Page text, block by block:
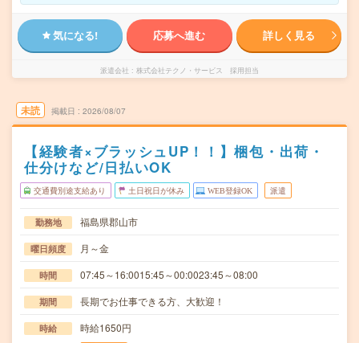
気になる! 応募へ進む 詳しく見る
派遣会社 株式会社テクノ・サービス 採用担当
未読 掲載日 2026/08/07
【経験者×ブラッシュUP！！】梱包・出荷・
仕分けなど/日払いOK
交通費別途支給あり 土日祝日が休み WEB登録OK 派遣
勤務地 福島県郡山市
曜日頻度 月～金
時間 07:45～16:0015:45～00:0023:45～08:00
期間 長期でお仕事できる方、大歓迎！
時給 時給1650円